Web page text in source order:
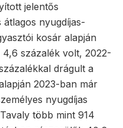
jelentős
átlagos nyugdíjas-
kosár alapján
4,6 százalék volt, 2022-
drágult a
2023-ban már
nyugdíjas
több mint 914